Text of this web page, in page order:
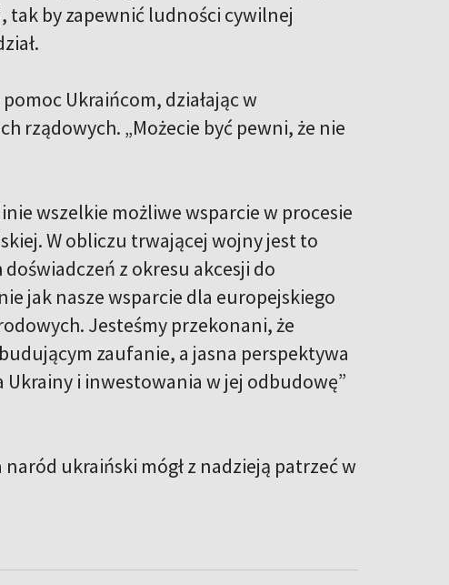
by zapewnić ludności cywilnej
Ukraińcom, działając w
rządowych. „Możecie być pewni, że nie
wszelkie możliwe wsparcie w procesie
W obliczu trwającej wojny jest to
z okresu akcesji do
jak nasze wsparcie dla europejskiego
Jesteśmy przekonani, że
zaufanie, a jasna perspektywa
i inwestowania w jej odbudowę”
ukraiński mógł z nadzieją patrzeć w